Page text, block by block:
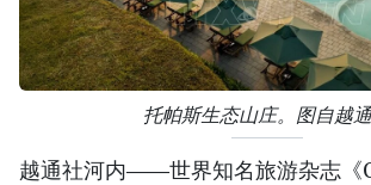
托帕斯生态山庄。图自越
越通社河内——世界知名旅游杂志《